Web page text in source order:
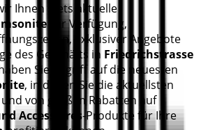
Ihnen stets aktuelle
zur Verfügung,
exklusiver Angebote
des Geschäfts in Friedrichstrasse
Sie Zugriff auf die neuesten
, in denen Sie die aktuellsten
von großen Rabatten auf
Accessoires-Produkte für Ihre